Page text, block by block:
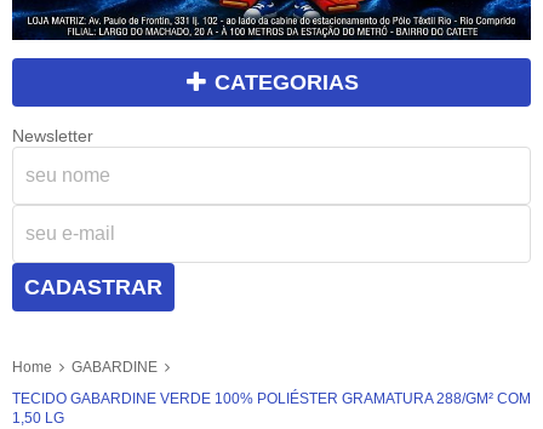
CATEGORIAS
Newsletter
CADASTRAR
Home
GABARDINE
TECIDO GABARDINE VERDE 100% POLIÉSTER GRAMATURA 288/GM² COM
1,50 LG